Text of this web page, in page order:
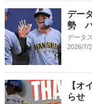
デー
勢 パ
データ
2026/7/
【オ
らせ